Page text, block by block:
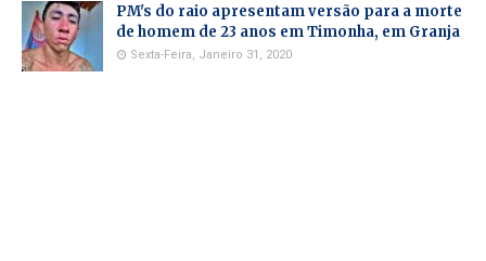
PM's do raio apresentam versão para a morte
de homem de 23 anos em Timonha, em Granja
Sexta-Feira, Janeiro 31, 2020